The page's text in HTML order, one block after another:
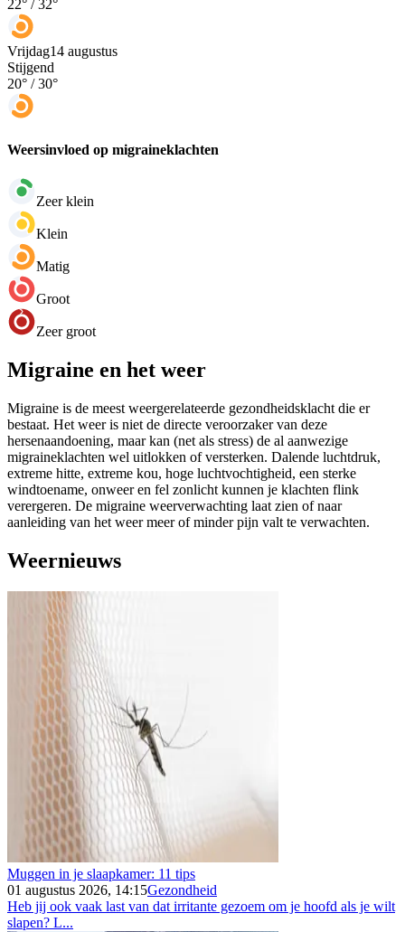
22° / 32°
Vrijdag14 augustus
Stijgend
20° /30°
Weersinvloed op migraineklachten
Zeer klein
Klein
Matig
Groot
Zeer groot
Migraine en het weer
Migraine is de meest weergerelateerde gezondheidsklacht die er
bestaat. Het weer is niet de directe veroorzaker van deze
hersenaandoening, maar kan (net als stress) de al aanwezige
migraineklachten wel uitlokken of versterken. Dalende luchtdruk,
extreme hitte, extreme kou, hoge luchtvochtigheid, een sterke
windtoename, onweer en fel zonlicht kunnen je klachten flink
verergeren. De migraine weerverwachting laat zien of naar
aanleiding van het weer meer of minder pijn valt te verwachten.
Weernieuws
Muggen in je slaapkamer: 11 tips
01 augustus 2026, 14:15Gezondheid
Heb jij ook vaak last van dat irritante gezoem om je hoofd als je wilt
slapen? L...